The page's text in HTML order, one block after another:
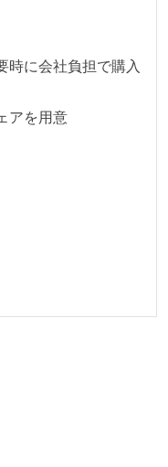
ージは Pull Request
モブワークなど、ナ
る（属人性を減らす
働制を採用している
購入支援制度がある
ラインテスト）
時に会社負担で購入
アを用意